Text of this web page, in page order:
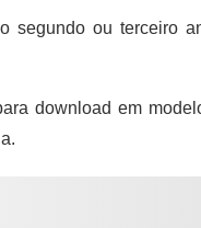
ou terceiro
download em